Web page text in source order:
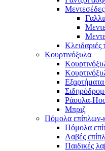
Κλειδαριές
Κουρτινόξυλα
Εξαρτήματα
Ράουλα-
Μπριζ
Πόμολα επίπλων-
Πόμολα
Λαβές
Παιδικές